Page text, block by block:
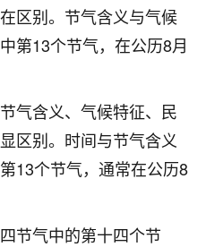
区别。节气含义与气候
第13个节气，在公历8月
气含义、气候特征、民
区别。时间与节气含义
13个节气，通常在公历8
节气中的第十四个节
：gjsy0624
12
15